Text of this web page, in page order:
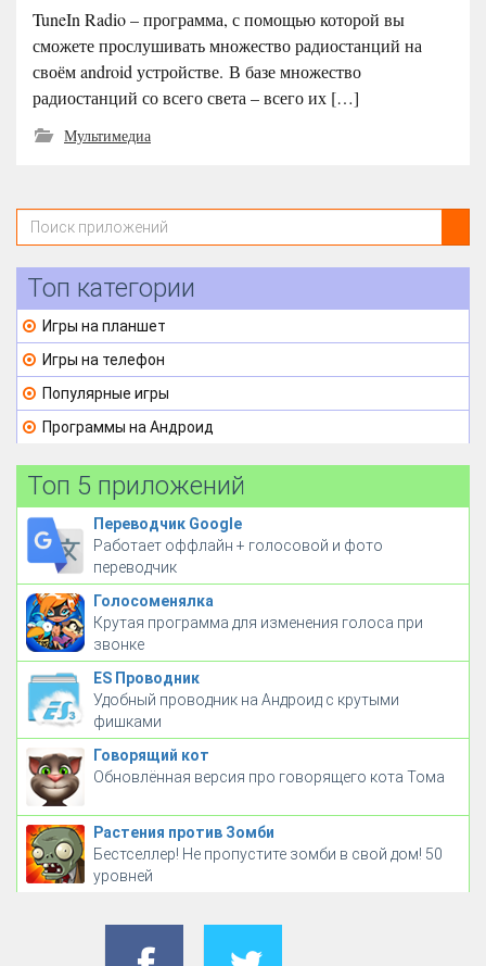
TuneIn Radio – программа, с помощью которой вы
сможете прослушивать множество радиостанций на
своём android устройстве. В базе множество
радиостанций со всего света – всего их […]
Мультимедиа
Топ категории
Игры на планшет
Игры на телефон
Популярные игры
Программы на Андроид
Топ 5 приложений
Переводчик Google
Работает оффлайн + голосовой и фото
переводчик
Голосоменялка
Крутая программа для изменения голоса при
звонке
ES Проводник
Удобный проводник на Андроид с крутыми
фишками
Говорящий кот
Обновлённая версия про говорящего кота Тома
Растения против Зомби
Бестселлер! Не пропустите зомби в свой дом! 50
уровней